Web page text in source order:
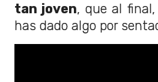
tan joven, que al
has dado algo por